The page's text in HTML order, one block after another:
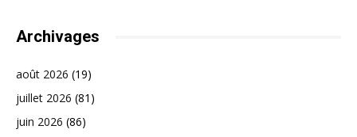
Archivages
août 2026 (19)
juillet 2026 (81)
juin 2026 (86)